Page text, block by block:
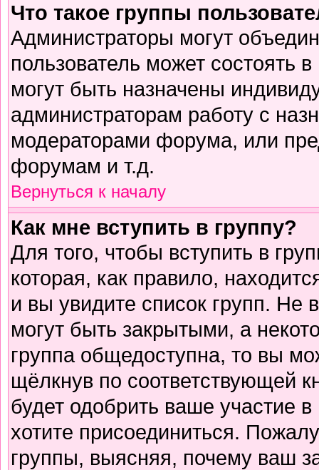
Что такое группы
Администраторы могут
пользователь может состоять
могут быть назначены
администраторам работу с
модераторами форума, или
форумам и т.д.
Вернуться к началу
Как мне вступить в группу?
Для того, чтобы вступить в
которая, как правило,
и вы увидите список групп. Не
могут быть закрытыми, а
группа общедоступна, то вы
щёлкнув по соответствующей
будет одобрить ваше участие
хотите присоединиться.
группы, выясняя, почему ваш